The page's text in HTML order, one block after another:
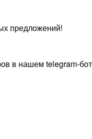
предложений!
в нашем telegram-